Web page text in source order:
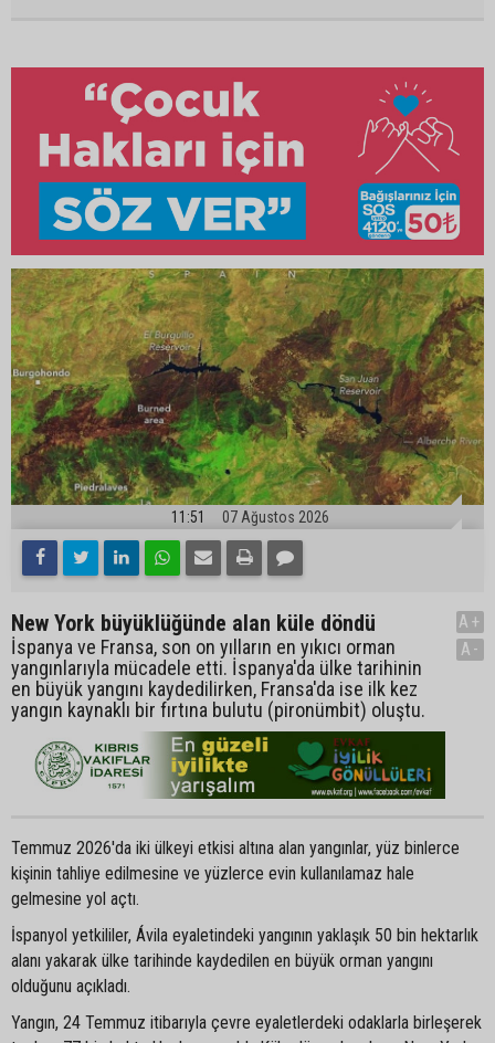
11:51 07 Ağustos 2026
New York büyüklüğünde alan küle döndü
İspanya ve Fransa, son on yılların en yıkıcı orman
yangınlarıyla mücadele etti. İspanya'da ülke tarihinin
en büyük yangını kaydedilirken, Fransa'da ise ilk kez
yangın kaynaklı bir fırtına bulutu (pironümbit) oluştu.
A+
A-
Temmuz 2026'da iki ülkeyi etkisi altına alan yangınlar, yüz binlerce
kişinin tahliye edilmesine ve yüzlerce evin kullanılamaz hale
gelmesine yol açtı.
İspanyol yetkililer, Ávila eyaletindeki yangının yaklaşık 50 bin hektarlık
alanı yakarak ülke tarihinde kaydedilen en büyük orman yangını
olduğunu açıkladı.
Yangın, 24 Temmuz itibarıyla çevre eyaletlerdeki odaklarla birleşerek